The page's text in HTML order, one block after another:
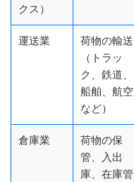
クス）
運送業
荷物の輸送
（トラッ
ク、鉄道、
船舶、航空
など）
倉庫業
荷物の保
管、入出
庫、在庫管